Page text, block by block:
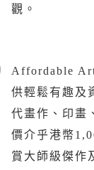
觀。
Affordable
供輕鬆有趣及
代畫作、印畫
價介乎港幣
賞大師級傑作